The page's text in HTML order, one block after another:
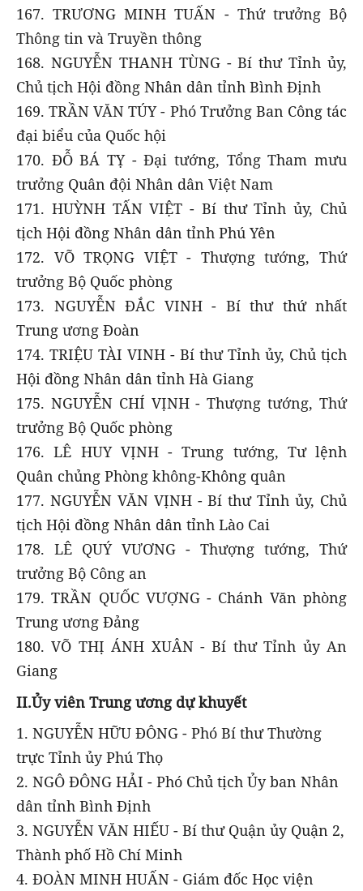
167. TRƯƠNG MINH TUẤN - Thứ trưởng Bộ
Thông tin và Truyền thông
168. NGUYỄN THANH TÙNG - Bí thư Tỉnh ủy,
Chủ tịch Hội đồng Nhân dân tỉnh Bình Định
169. TRẦN VĂN TÚY - Phó Trưởng Ban Công tác
đại biểu của Quốc hội
170. ĐỖ BÁ TỴ - Đại tướng, Tổng Tham mưu
trưởng Quân đội Nhân dân Việt Nam
171. HUỲNH TẤN VIỆT - Bí thư Tỉnh ủy, Chủ
tịch Hội đồng Nhân dân tỉnh Phú Yên
172. VÕ TRỌNG VIỆT - Thượng tướng, Thứ
trưởng Bộ Quốc phòng
173. NGUYỄN ĐẮC VINH - Bí thư thứ nhất
Trung ương Đoàn
174. TRIỆU TÀI VINH - Bí thư Tỉnh ủy, Chủ tịch
Hội đồng Nhân dân tỉnh Hà Giang
175. NGUYỄN CHÍ VỊNH - Thượng tướng, Thứ
trưởng Bộ Quốc phòng
176. LÊ HUY VỊNH - Trung tướng, Tư lệnh
Quân chủng Phòng không-Không quân
177. NGUYỄN VĂN VỊNH - Bí thư Tỉnh ủy, Chủ
tịch Hội đồng Nhân dân tỉnh Lào Cai
178. LÊ QUÝ VƯƠNG - Thượng tướng, Thứ
trưởng Bộ Công an
179. TRẦN QUỐC VƯỢNG - Chánh Văn phòng
Trung ương Đảng
180. VÕ THỊ ÁNH XUÂN - Bí thư Tỉnh ủy An
Giang
II.Ủy viên Trung ương dự khuyết
1. NGUYỄN HỮU ĐÔNG - Phó Bí thư Thường
trực Tỉnh ủy Phú Thọ
2. NGÔ ĐÔNG HẢI - Phó Chủ tịch Ủy ban Nhân
dân tỉnh Bình Định
3. NGUYỄN VĂN HIẾU - Bí thư Quận ủy Quận 2,
Thành phố Hồ Chí Minh
4. ĐOÀN MINH HUẤN - Giám đốc Học viện